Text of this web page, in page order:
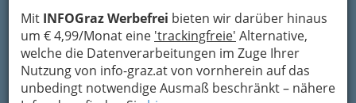
Mit INFOGraz Werbefrei bieten wir darüber hinaus
um € 4,99/Monat eine 'trackingfreie' Alternative,
welche die Datenverarbeitungen im Zuge Ihrer
Nutzung von info-graz.at von vornherein auf das
unbedingt notwendige Ausmaß beschränkt – nähere
Bezirksauswahl
Alle Bezirke
1